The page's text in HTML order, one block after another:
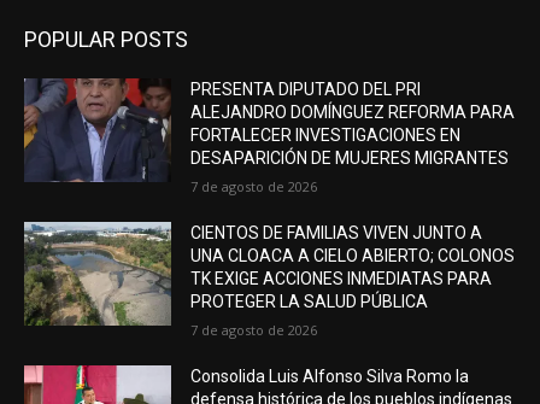
POPULAR POSTS
PRESENTA DIPUTADO DEL PRI
ALEJANDRO DOMÍNGUEZ REFORMA PARA
FORTALECER INVESTIGACIONES EN
DESAPARICIÓN DE MUJERES MIGRANTES
7 de agosto de 2026
CIENTOS DE FAMILIAS VIVEN JUNTO A
UNA CLOACA A CIELO ABIERTO; COLONOS
TK EXIGE ACCIONES INMEDIATAS PARA
PROTEGER LA SALUD PÚBLICA
7 de agosto de 2026
Consolida Luis Alfonso Silva Romo la
defensa histórica de los pueblos indígenas